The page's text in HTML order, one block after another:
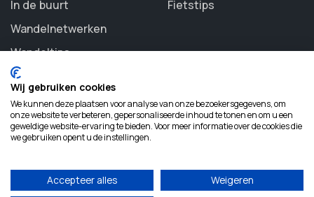
In de buurt
Wandelnetwerken
Wandeltips
Fietstips
©2026 Routezoeker. All rights reserved.
Wij gebruiken cookies
We kunnen deze plaatsen voor analyse van onze bezoekersgegevens, om
onze website te verbeteren, gepersonaliseerde inhoud te tonen en om u een
geweldige website-ervaring te bieden. Voor meer informatie over de cookies die
we gebruiken opent u de instellingen.
Accepteer alles Weigeren